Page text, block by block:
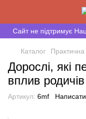
Сайт не підтримує
Каталог Практична
Дорослі, які
вплив родичів
Артикул: 6mf Написати